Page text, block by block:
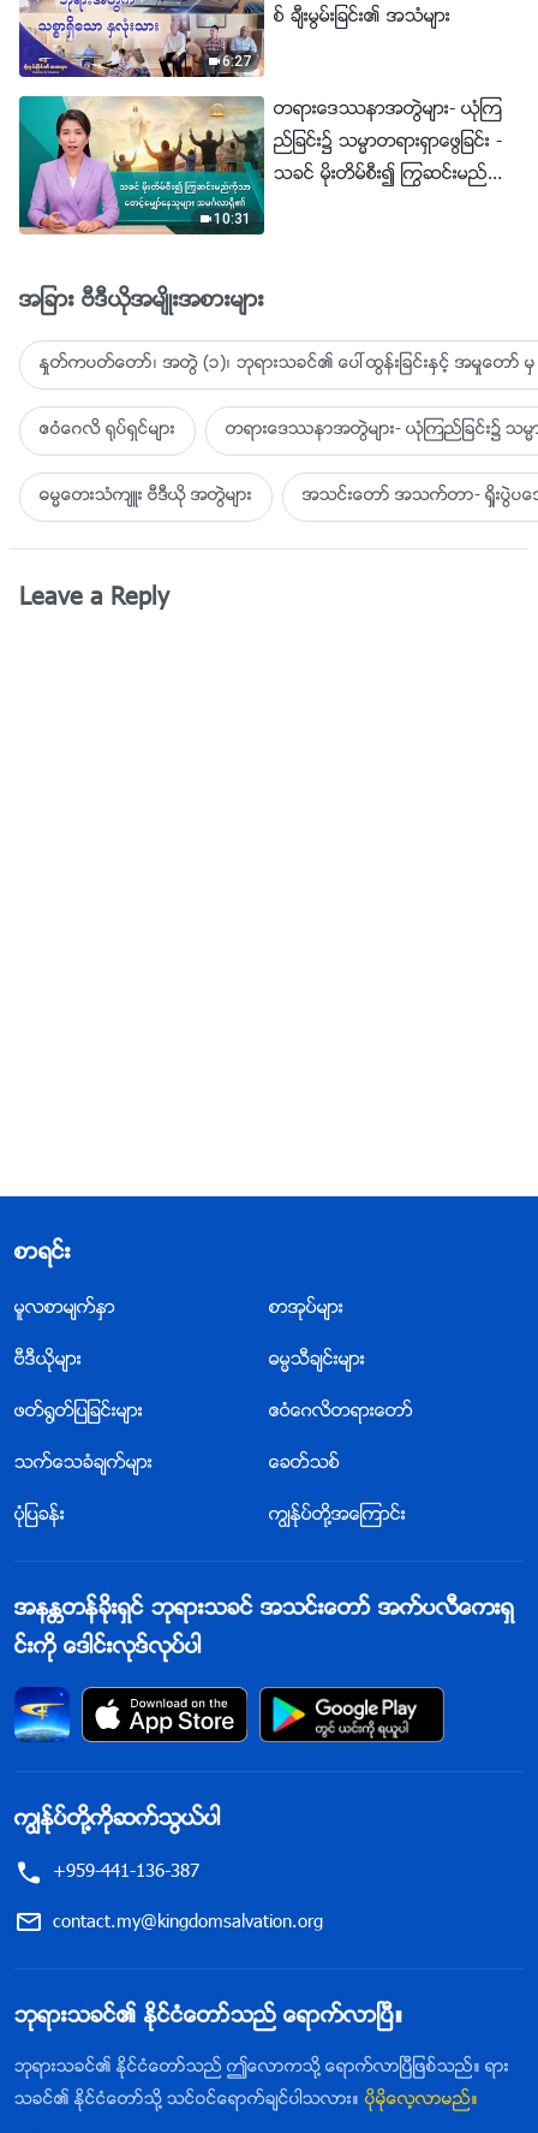
6:27
စ္ ခ်ီးမြမ္းျခင္း၏ အသံမ်ား
10:31
တရားေဒႆနာအတြဲမ်ား- ယုံၾက
ည္ျခင္း၌ သမၼာတရားရွာေဖြျခင္း -
သခင္ မိုးတိမ္စီး၍ ႂကြဆင္းမည္ကို
အျခား ဗီဒီယိုအမ်ိဳးအစားမ်ား
ႏႈတ္ကပတ္ေတာ္၊ အတြဲ (၁)၊ ဘုရားသခင္၏ ေပၚထြန္းျခင္းႏွင့္ အမႈေတာ္ မွ
ဧဝံေဂလိ ႐ုပ္ရွင္မ်ား တရားေဒႆနာအတြဲမ်ား- ယုံၾကည္ျခင္း၌ သမၼာတ
ဓမၼေတးသံက်ဴး ဗီဒီယို အတြဲမ်ား အသင္းေတာ္ အသက္တာ- ရႈိးပြဲ
Leave a Reply
စာရင္း
မူလစာမ်က္ႏွာ စာအုပ္မ်ား
ဗီဒီယိုမ်ား ဓမၼသီခ်င္းမ်ား
ဖတ္႐ြတ္ျပျခင္းမ်ား ဧဝံေဂလိတရားေတာ္
သက္ေသခံခ်က္မ်ား ေခတ္သစ္
ပုံျပခန္း ကြၽန္ုပ္တို႔အေၾကာင္း
အနႏၲတန္ခိုးရွင္ ဘုရားသခင္ အသင္းေတာ္ အက္ပလီေကးရွ
င္းကို ေဒါင္းလုဒ္လုပ္ပါ
ကြၽန္ုပ္တို႔ကိုဆက္သြယ္ပါ
+959-441-136-387
contact.my@kingdomsalvation.org
ဘုရားသခင္၏ ႏိုင္ငံေတာ္သည္ ေရာက္လာၿပီ။
ဘုရားသခင္၏ ႏိုင္ငံေတာ္သည္ ဤေလာကသို႔ ေရာက္လာၿပီျဖစ္သည္။ ရား
သခင္၏ ႏိုင္ငံေတာ္သို႔ သင္ဝင္ေရာက္ခ်င္ပါသလား။ ပိုမိုေလ့လာမည္။